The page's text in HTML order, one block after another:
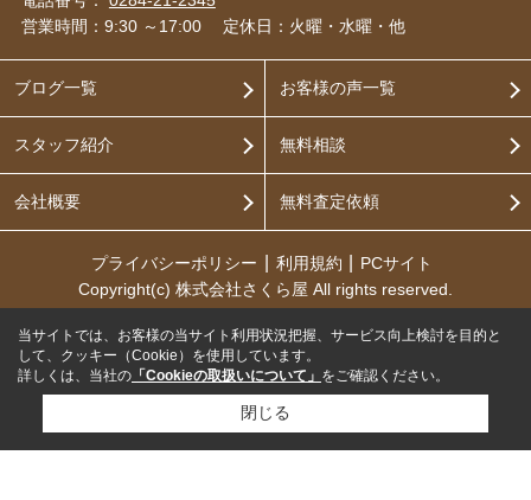
営業時間：9:30 ～17:00
定休日：火曜・水曜・他
ブログ一覧
スタッフ紹介
会社概要
お客様の声一覧
無料相談
無料査定依頼
プライバシーポリシー 利用規約
PCサイト
Copyright(c) 株式会社さくら屋 All rights reserved.
当サイトでは、お客様の当サイト利用状況把握、サービス向上検討を目的と
して、クッキー（Cookie）を使用しています。
詳しくは、当社の 「Cookieの取扱いについて」 をご確認ください。
閉じる